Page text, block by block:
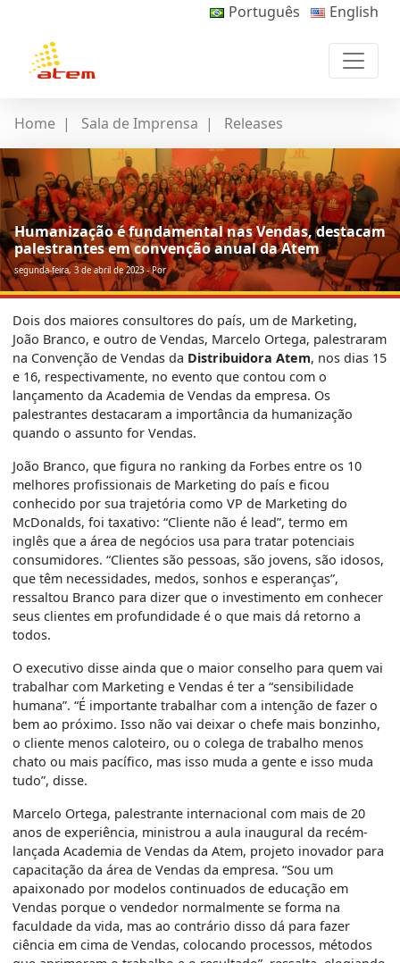
Português English
Home | Sala de Imprensa | Releases
Humanização é fundamental nas Vendas, destacam
palestrantes em convenção anual da Atem
segunda-feira, 3 de abril de 2023 - Por
Dois dos maiores consultores do país, um de Marketing,
João Branco, e outro de Vendas, Marcelo Ortega, palestraram
na Convenção de Vendas da Distribuidora Atem, nos dias 15
e 16, respectivamente, no evento que contou com o
lançamento da Academia de Vendas da empresa. Os
palestrantes destacaram a importância da humanização
quando o assunto for Vendas.
João Branco, que figura no ranking da Forbes entre os 10
melhores profissionais de Marketing do país e ficou
conhecido por sua trajetória como VP de Marketing do
McDonalds, foi taxativo: “Cliente não é lead”, termo em
inglês que a área de negócios usa para tratar potenciais
consumidores. “Clientes são pessoas, são jovens, são idosos,
que têm necessidades, medos, sonhos e esperanças”,
ressaltou Branco para dizer que o investimento em conhecer
seus clientes em profundidade é o que mais dá retorno a
todos.
O executivo disse ainda que o maior conselho para quem vai
trabalhar com Marketing e Vendas é ter a “sensibilidade
humana”. “É importante trabalhar com a intenção de fazer o
bem ao próximo. Isso não vai deixar o chefe mais bonzinho,
o cliente menos caloteiro, ou o colega de trabalho menos
chato ou mais pacífico, mas isso muda a gente e isso muda
tudo”, disse.
Marcelo Ortega, palestrante internacional com mais de 20
anos de experiência, ministrou a aula inaugural da recém-
lançada Academia de Vendas da Atem, projeto inovador para
capacitação da área de Vendas da empresa. “Sou um
apaixonado por modelos continuados de educação em
Vendas porque o vendedor normalmente se forma na
faculdade da vida, mas ao contrário disso dá para fazer
ciência em cima de Vendas, colocando processos, métodos